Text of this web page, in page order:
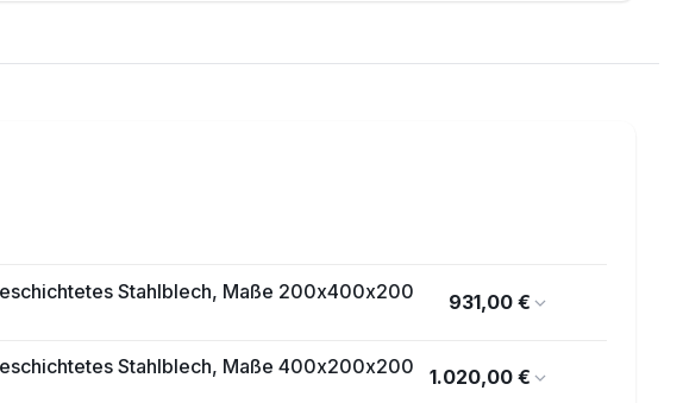
Stahlblech, Maße 200x400x200
931,00 €
Stahlblech, Maße 400x200x200
1.020,00 €